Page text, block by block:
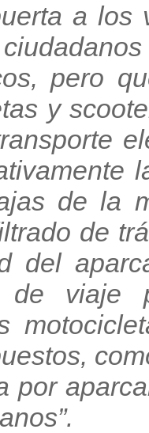
a los
pero
y
de la
de
del
de viaje
por